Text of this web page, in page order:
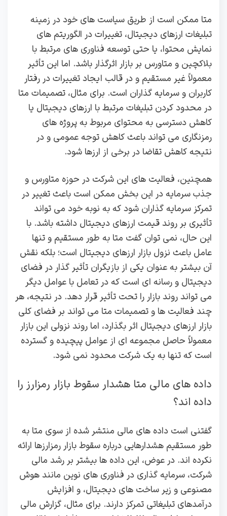
متا ممکن است از طریق سیاست‌ های خود در زمینه
تبلیغات ارزهای دیجیتال، تغییرات در الگوریتم‌ های
نمایش محتوا، یا حتی توسعه فناوری‌ های مرتبط با
بلاکچین و متاورس بر بازار اثرگذار باشد. اما این تأثیر
معمولاً غیر مستقیم و در قالب ایجاد تغییرات در رفتار
کاربران و سرمایه‌ گذاران است. برای مثال، تصمیمات متا
در محدود کردن تبلیغات مرتبط با ارزهای دیجیتال یا
کاهش دسترسی به محتوای مربوط به پروژه‌ های
رمزنگاری می‌ تواند باعث کاهش توجه عمومی و در
نتیجه کاهش تقاضا در برخی از ارزها شود.
همچنین، فعالیت‌ های این شرکت در حوزه متاورس و
جذب سرمایه در این بخش ممکن است باعث تغییر در
تمرکز سرمایه‌ گذاران شود که به نوبه خود می‌ تواند
تأثیری بر روند قیمت ارزهای دیجیتال داشته باشد. با
این حال، نمی‌ توان گفت متا به‌ طور مستقیم و تنها
عامل باعث نزول بازار ارزهای دیجیتال است؛ بلکه نقش
آن بیشتر به عنوان یکی از بازیگران تأثیر گذار در فضای
دیجیتال و رسانه‌ ای است که در تعامل با عوامل دیگر
می‌ تواند روند بازار را تحت تأثیر قرار دهد. در نتیجه، هر
چند فعالیت‌ ها و تصمیمات متا می‌ تواند بر فضای کلی
بازار ارزهای دیجیتال اثر بگذارد، اما روند نزولی این بازار
معمولاً حاصل مجموعه‌ ای از عوامل پیچیده و گسترده
است که تنها به یک شرکت محدود نمی‌ شود.
داده ‌های مالی متا هشدار سقوط بازار رمزارز را
داده ‌اند؟
گفتنی است داده‌ های مالی منتشر شده از سوی متا به‌
طور مستقیم هشدارهایی درباره سقوط بازار رمزارزها ارائه
نکرده‌ اند. در عوض، این داده‌ ها بیشتر بر رشد مالی
شرکت، سرمایه‌ گذاری در فناوری‌ های نوین مانند هوش
مصنوعی و زیر ساخت‌ های دیجیتال، و افزایش
درآمدهای تبلیغاتی تمرکز دارند. برای مثال، گزارش مالی